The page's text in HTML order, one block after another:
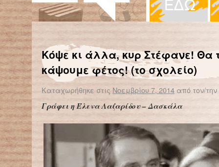
← Επιστροφή στο %s
Οι πρώτοι «εθελοντές» βρίσκονται ήδη στα σχολεία, κύριε υπουργέ!
Κόψε κι άλλα, κυρ Στέφανε! Θα
κάψουμε φέτος! (το σχολείο)
Καταχωρήθηκε στις Νοεμβρίου 7, 2014 από τον/την
Γράφει η Έλενα Λαζαρίδου – Δασκάλα